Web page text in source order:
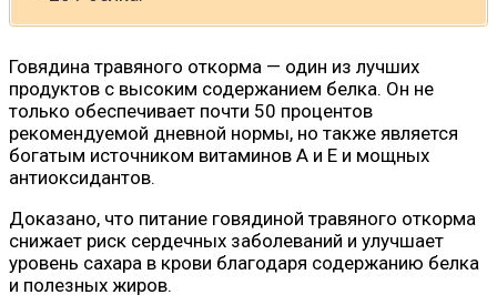
Говядина травяного откорма — один из лучших
продуктов с высоким содержанием белка. Он не
только обеспечивает почти 50 процентов
рекомендуемой дневной нормы, но также является
богатым источником витаминов А и Е и мощных
антиоксидантов.
Доказано, что питание говядиной травяного откорма
снижает риск сердечных заболеваний и улучшает
уровень сахара в крови благодаря содержанию белка
и полезных жиров.